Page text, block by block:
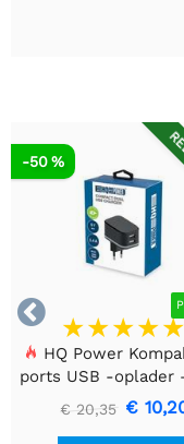

-50 %
HQ Power
ports USB -oplader
Smart Charging,
€ 20,35 €